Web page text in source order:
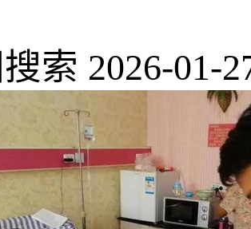
索 2026-01-